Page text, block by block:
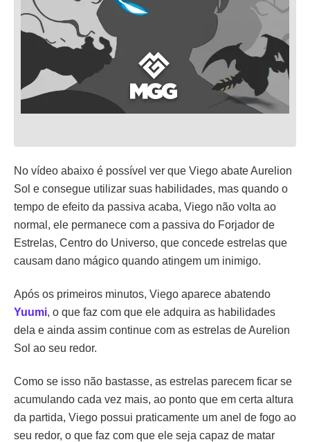
No vídeo abaixo é possível ver que Viego abate Aurelion
Sol e consegue utilizar suas habilidades, mas quando o
tempo de efeito da passiva acaba, Viego não volta ao
normal, ele permanece com a passiva do Forjador de
Estrelas, Centro do Universo, que concede estrelas que
causam dano mágico quando atingem um inimigo.
Após os primeiros minutos, Viego aparece abatendo
Yuumi, o que faz com que ele adquira as habilidades
dela e ainda assim continue com as estrelas de Aurelion
Sol ao seu redor.
Como se isso não bastasse, as estrelas parecem ficar se
acumulando cada vez mais, ao ponto que em certa altura
da partida, Viego possui praticamente um anel de fogo ao
seu redor, o que faz com que ele seja capaz de matar